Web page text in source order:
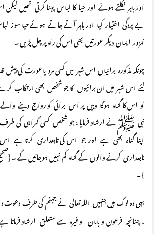
اور باہر نکلتے ہوئے اور حیا کا لباس پہنا کرتی تھیں
بے پردگی اختیار کیا اور باہر آتے جاتے ہوئے حیا سوز
کمزور ایمان دیگر عورتیں بھی اس کی راہ پر چل پڑیں ۔
چونکہ مذکورہ برائیاں اس شہر میں کسی مرد یا عورت کی
لئے اس شہر میں ان برائیوں کا جو شخص بھی ارتکاب
کو اس کا گناہ ہوگا وہیں پر اس برائی کو رواج دینے
نبی ﷺ نے ارشاد فرمایا : جو شخص کسی گمراہی کی
اپنا گناہ بھی ہے اور جو اس کی تابعداری کرتا ہے
تابعداری کرنے والوں کے گناہ کم نہیں ہوجائیں گے ۔
} ۔
یہی وہ لوگ ہیں جنہیں اللہ تعالی نے جہنم کی طرف دعوت
، چنانچہ فرعون و ہامان وغیرہ سے متعلق ارشاد فرماتا